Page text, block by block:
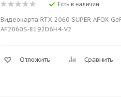
Есть в наличии
Видеокарта RTX 2060 SUPER AFOX
AF2060S-8192D6H4-V2
Отложить Сравнить